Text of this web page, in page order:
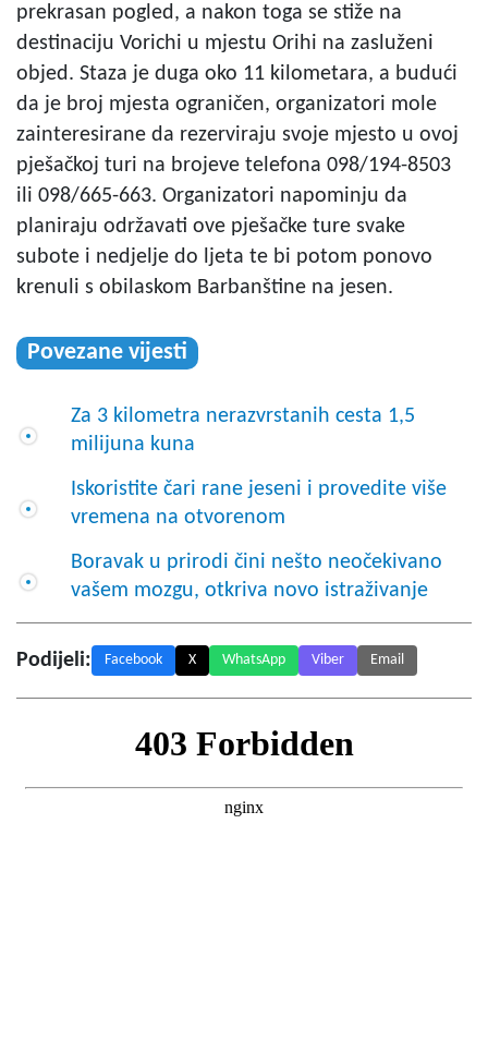
prekrasan pogled, a nakon toga se stiže na
destinaciju Vorichi u mjestu Orihi na zasluženi
objed. Staza je duga oko 11 kilometara, a budući
da je broj mjesta ograničen, organizatori mole
zainteresirane da rezerviraju svoje mjesto u ovoj
pješačkoj turi na brojeve telefona 098/194-8503
ili 098/665-663. Organizatori napominju da
planiraju održavati ove pješačke ture svake
subote i nedjelje do ljeta te bi potom ponovo
krenuli s obilaskom Barbanštine na jesen.
Povezane vijesti
Za 3 kilometra nerazvrstanih cesta 1,5
milijuna kuna
Iskoristite čari rane jeseni i provedite više
vremena na otvorenom
Boravak u prirodi čini nešto neočekivano
vašem mozgu, otkriva novo istraživanje
Podijeli: Facebook X WhatsApp Viber Email